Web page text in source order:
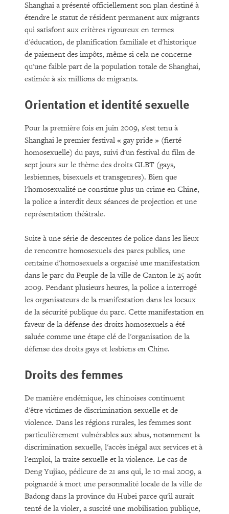
Shanghai a présenté officiellement son plan destiné à
étendre le statut de résident permanent aux migrants
qui satisfont aux critères rigoureux en termes
d'éducation, de planification familiale et d'historique
de paiement des impôts, même si cela ne concerne
qu'une faible part de la population totale de Shanghai,
estimée à six millions de migrants.
Orientation et identité sexuelle
Pour la première fois en juin 2009, s'est tenu à
Shanghai le premier festival « gay pride » (fierté
homosexuelle) du pays, suivi d'un festival du film de
sept jours sur le thème des droits GLBT (gays,
lesbiennes, bisexuels et transgenres). Bien que
l'homosexualité ne constitue plus un crime en Chine,
la police a interdit deux séances de projection et une
représentation théâtrale.
Suite à une série de descentes de police dans les lieux
de rencontre homosexuels des parcs publics, une
centaine d'homosexuels a organisé une manifestation
dans le parc du Peuple de la ville de Canton le 25 août
2009. Pendant plusieurs heures, la police a interrogé
les organisateurs de la manifestation dans les locaux
de la sécurité publique du parc. Cette manifestation en
faveur de la défense des droits homosexuels a été
saluée comme une étape clé de l'organisation de la
défense des droits gays et lesbiens en Chine.
Droits des femmes
De manière endémique, les chinoises continuent
d'être victimes de discrimination sexuelle et de
violence. Dans les régions rurales, les femmes sont
particulièrement vulnérables aux abus, notamment la
discrimination sexuelle, l'accès inégal aux services et à
l'emploi, la traite sexuelle et la violence. Le cas de
Deng Yujiao, pédicure de 21 ans qui, le 10 mai 2009, a
poignardé à mort une personnalité locale de la ville de
Badong dans la province du Hubei parce qu'il aurait
tenté de la violer, a suscité une mobilisation publique,